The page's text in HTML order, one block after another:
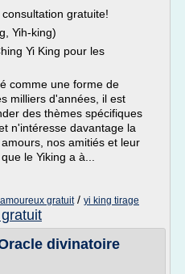
gratuite!
Yih-king)
Yi King pour les
comme une forme de
milliers d'années, il est
des thèmes spécifiques
n'intéresse davantage la
nos amitiés et leur
le Yiking a à...
gratuit/ yi king tirage
divinatoire